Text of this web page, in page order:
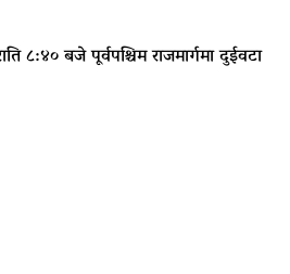
बजे पूर्वपश्चिम राजमार्गमा दुईवटा